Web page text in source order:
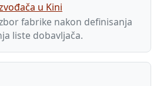
u Kini
fabrike nakon definisanja
liste dobavljača.